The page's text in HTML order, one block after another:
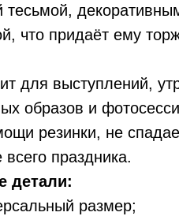
тесьмой,
что придаёт ему
для выступлений,
образов и
резинки, не
всего праздника.
детали:
размер;